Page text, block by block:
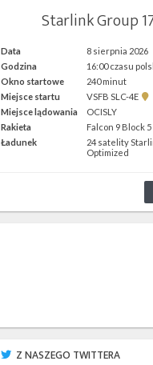
Starlink Group
Data
8 sierpnia 2026
Godzina
16:00 czasu
Okno startowe
240 minut
Miejsce startu
VSFB SLC-4E
Miejsce lądowania
OCISLY
Rakieta
Falcon 9 Block 5
Ładunek
24 satelity
Optimized
Z NASZEGO TWITTERA